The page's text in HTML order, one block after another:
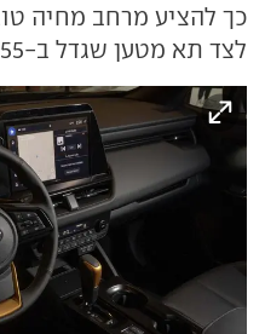
כך להציע מרחב מחיה
לצד תא מטען שגדל ב-55 ליטר.